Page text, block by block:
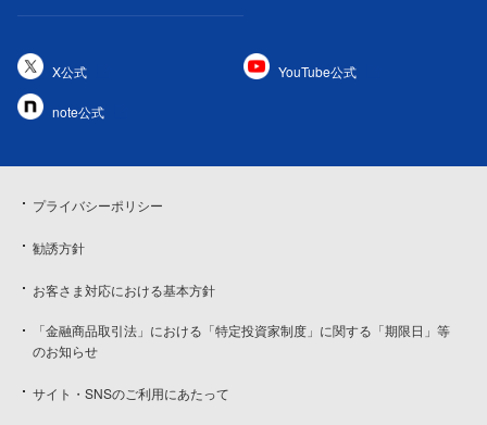
X公式 YouTube公式
note公式
プライバシーポリシー
勧誘方針
お客さま対応における基本方針
「金融商品取引法」における「特定投資家制度」に関する「期限日」等
のお知らせ
サイト・SNSのご利用にあたって